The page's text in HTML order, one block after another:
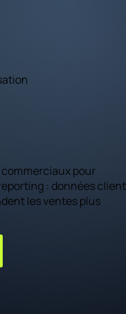
pour
: données client
les ventes plus